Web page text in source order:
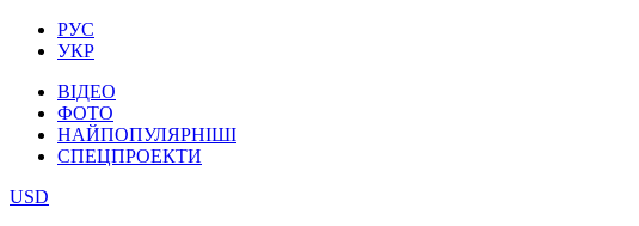
РУС
УКР
ВІДЕО
ФОТО
НАЙПОПУЛЯРНІШІ
СПЕЦПРОЕКТИ
USD